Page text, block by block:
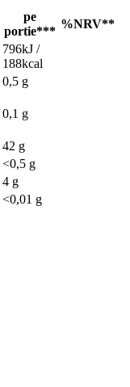
pe
portie***
%NRV**
796kJ /
188kcal
0,5 g
0,1 g
42 g
<0,5 g
4 g
<0,01 g